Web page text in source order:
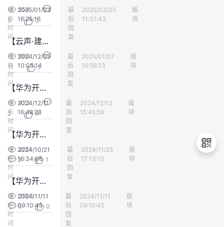
注
开
发
者
学
堂
我
的
课
程
我
的
认
我
的
我
的
Programs
我
的
支
持
我
的
技
术
支
我
的
云
声
发
布
时
间
2025/01/03
16:25:16
最
后
回
复
yd_284569609
2025/03/05
11:31:43
版
块
954
5
0
【云声·建议】12月提产品优化建议，年终华为大礼包等你来领取~
发
布
时
间
2024/12/05
10:05:14
最
后
回
复
开发者空间小助手
2025/01/07
15:56:23
版
块
990
11
1
【华为开发者空间12.12超值钜惠来袭】专业会员仅需9.9元/月
发
布
时
间
2024/12/11
16:48:28
最
后
回
复
开发者空间小助手
2024/12/13
15:45:59
版
块
423
2
0
【华为开发者空间】专业会员新上线，升级开发体验，订阅会员带云宝回家~（活动已结束）
发
布
时
间
2024/10/21
16:34:06
最
后
回
复
开发者空间小助手
2024/11/25
17:13:15
版
块
2251
2
1
【华为开发者空间11.11超值钜惠来袭】专业会员仅需9.9元/月
发
布
时
间
2024/11/11
09:10:45
最
后
回
复
开发者空间小助手
2024/11/11
09:10:45
版
块
3905
0
0